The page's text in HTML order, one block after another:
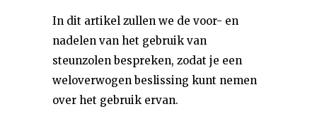
In dit artikel zullen we de voor- en
nadelen van het gebruik van
steunzolen bespreken, zodat je een
weloverwogen beslissing kunt nemen
over het gebruik ervan.